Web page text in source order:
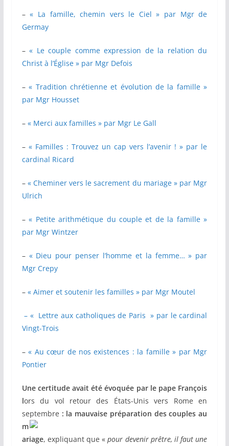
–« La famille, chemin vers le Ciel » par Mgr de
Germay
–« Le couple comme expression de la relation du
Christ à l’Église » par Mgr Defois
–« Tradition chrétienne et évolution de la famille »
par Mgr Housset
– « Merci aux familles » par Mgr Le Gall
– « Familles : Trouvez un cap vers l’avenir ! » par le
cardinal Ricard
– « Cheminer vers le sacrement du mariage » par Mgr
Ulrich
–« Petite arithmétique du couple et de la famille »
par Mgr Wintzer
– « Dieu pour penser l’homme et la femme… » par
Mgr Crepy
– « Aimer et soutenir les familles » par Mgr Moutel
– « Lettre aux catholiques de Paris » par le cardinal
Vingt-Trois
–« Au cœur de nos existences : la famille » par Mgr
Pontier
Une certitude avait été évoquée par le pape François
lors du vol retour des États-Unis vers Rome en
septembre : la mauvaise préparation des couples au
m
ariage, expliquant que «pour devenir prêtre, il faut une